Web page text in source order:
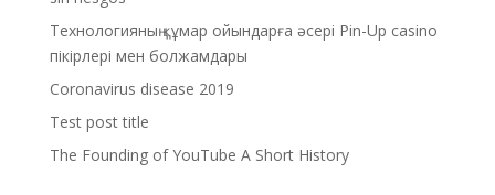
Технологияның құмар ойындарға әсері Pin-Up casino
пікірлері мен болжамдары
Coronavirus disease 2019
Test post title
The Founding of YouTube A Short History